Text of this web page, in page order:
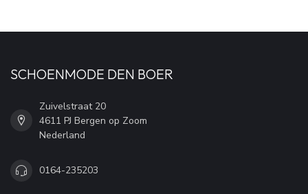
SCHOENMODE DEN BOER
Zuivelstraat 20
4611 PJ Bergen op Zoom
Nederland
0164-235203